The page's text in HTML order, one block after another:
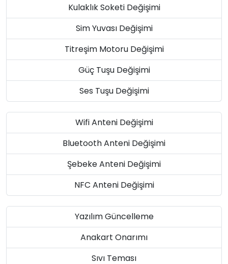
Kulaklık Soketi Değişimi
Sim Yuvası Değişimi
Titreşim Motoru Değişimi
Güç Tuşu Değişimi
Ses Tuşu Değişimi
Wifi Anteni Değişimi
Bluetooth Anteni Değişimi
Şebeke Anteni Değişimi
NFC Anteni Değişimi
Yazılım Güncelleme
Anakart Onarımı
Sıvı Teması